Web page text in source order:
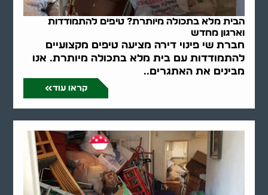
הבית מלא בתכולה מיותרת? טיפים להתמודדות
וארגון מחדש
חברת שי פינוי דירה מציעה טיפים מקצועיים
להתמודדות עם בית מלא בתכולה מיותרת. אנו
מבינים את האתגרים..
קראו עוד